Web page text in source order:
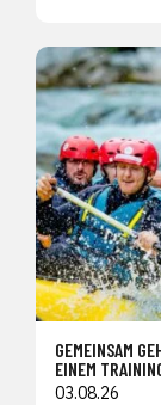
GEMEINSAM
EINEM
03.08.26